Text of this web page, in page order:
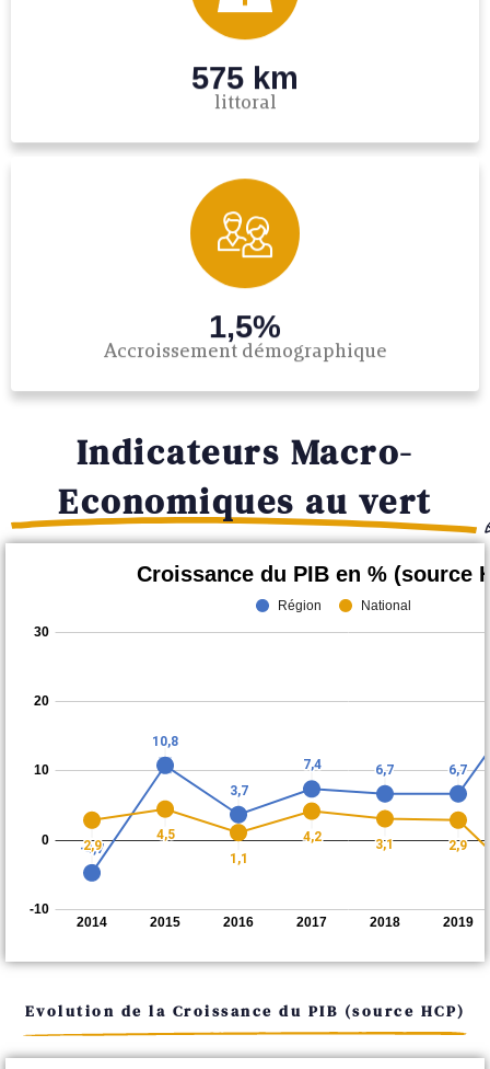
575 km
littoral
1,5%
Accroissement démographique
Indicateurs Macro-
Economiques au vert
Evolution de la Croissance du PIB (source HCP)